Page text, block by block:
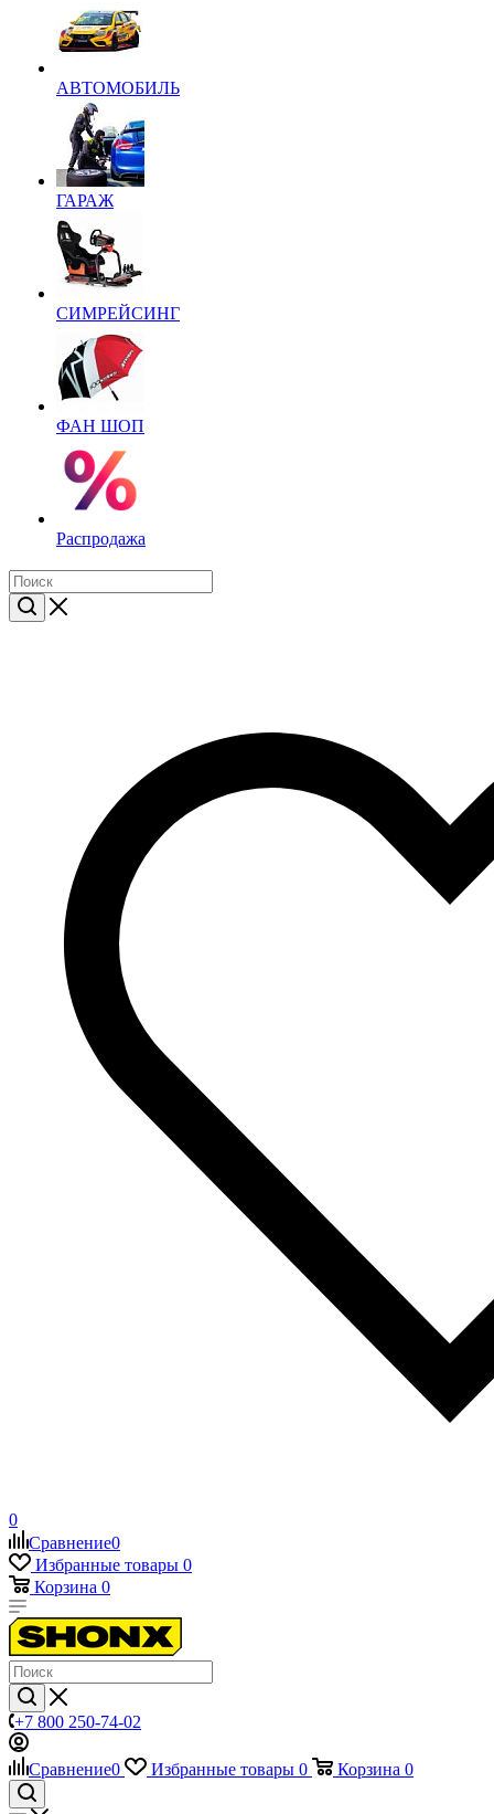
АВТОМОБИЛЬ
ГАРАЖ
СИМРЕЙСИНГ
ФАН ШОП
Распродажа
0
Сравнение0
Избранные товары 0
Корзина 0
+7 800 250-74-02
Сравнение0 Избранные товары 0 Корзина 0